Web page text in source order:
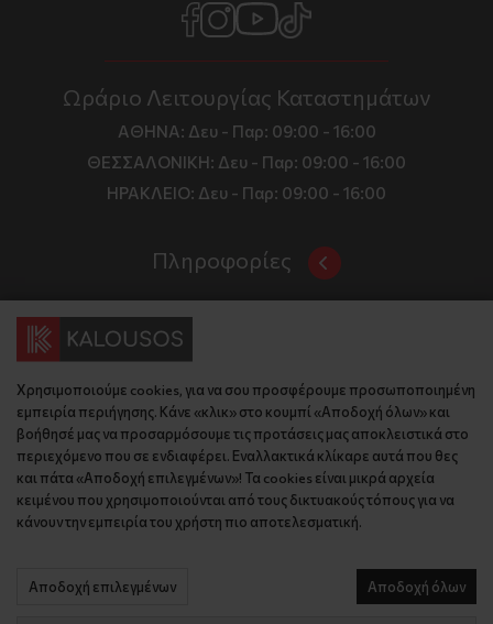
Ωράριο Λειτουργίας Καταστημάτων
ΑΘΗΝΑ: Δευ - Παρ: 09:00 - 16:00
ΘΕΣΣΑΛΟΝΙΚΗ: Δευ - Παρ: 09:00 - 16:00
ΗΡΑΚΛΕΙΟ: Δευ - Παρ: 09:00 - 16:00
Πληροφορίες
Όροι και Προϋποθέσεις
Τιμές, Τρόποι Αποστολής και Πληρωμής
Πολιτική Απορρήτου
Κώδικας Δεοντολογίας
Εταιρικό Προφίλ
KLoop - Loyalty Program
Become a Brand Ambassador
Επικοινωνία
Επικοινωνία
Διεύθυνση
Έδρα: Γράμμου 29, 18345 , Μοσχάτο Αττική
Θεσ/νίκη: Λυσάνδρου 8, 54642, Θεσσαλονίκη
Κρήτη: Θερίσου 52, 71305, Ηράκλειο
Βρείτε μας στον χάρτη
Τηλέφωνο:
Έδρα: 210 775 2048
© 2026 kalousos.gr All Rights Reserved.
Χρησιμοποιούμε cookies, για να σου προσφέρουμε προσωποποιημένη
εμπειρία περιήγησης. Κάνε «κλικ» στο κουμπί «Αποδοχή όλων» και
βοήθησέ μας να προσαρμόσουμε τις προτάσεις μας αποκλειστικά στο
περιεχόμενο που σε ενδιαφέρει. Εναλλακτικά κλίκαρε αυτά που θες
και πάτα «Αποδοχή επιλεγμένων»! Τα cookies είναι μικρά αρχεία
κειμένου που χρησιμοποιούνται από τους δικτυακούς τόπους για να
κάνουν την εμπειρία του χρήστη πιο αποτελεσματική.
Αποδοχή επιλεγμένων Αποδοχή όλων